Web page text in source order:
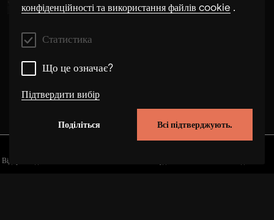
конфіденційності та використання файлів cookie .
Статистика
Що це означає?
Підтвердити вибір
Поділіться Всі підтверджують.
Відкрийте для себе